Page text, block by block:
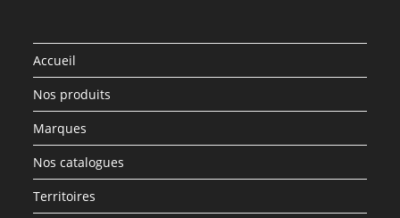
Accueil
Nos produits
Marques
Nos catalogues
Territoires